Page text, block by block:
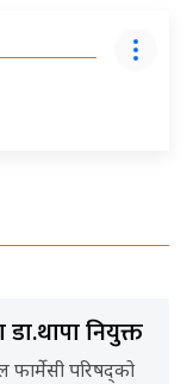
डा.थापा नियुक्त
फार्मेसी परिषद्को